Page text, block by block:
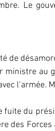
Le
de
ministre au
l’armée.
fuite du
des Forces